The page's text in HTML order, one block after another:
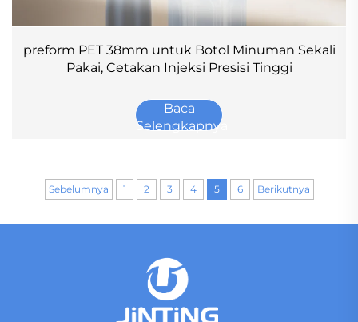
preform PET 38mm untuk Botol Minuman Sekali
Pakai, Cetakan Injeksi Presisi Tinggi
Baca
Selengkapnya
Sebelumnya 1 2 3 4 5 6 Berikutnya